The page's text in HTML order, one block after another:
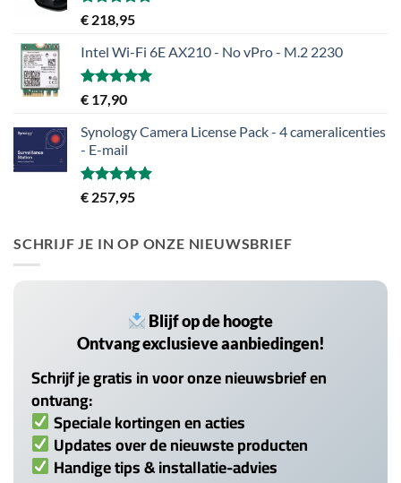
Gewaardeerd
uit 5
€ 218,95
Intel Wi-Fi 6E AX210 - No vPro - M.2 2230
Gewaardeerd
uit 5
€ 17,90
Synology Camera License Pack - 4 cameralicenties
- E-mail
Gewaardeerd
uit 5
€ 257,95
SCHRIJF JE IN OP ONZE NIEUWSBRIEF
Blijf op de hoogte
Ontvang exclusieve aanbiedingen!
Schrijf je gratis in voor onze nieuwsbrief en
ontvang:
Speciale kortingen en acties
Updates over de nieuwste producten
Handige tips & installatie-advies